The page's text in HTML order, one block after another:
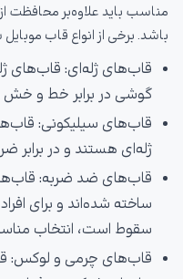
مناسب باید علاوه‌بر محافظت
باشد. برخی از انواع قاب
قاب‌های ژله‌ای: قاب‌های
گوشی در برابر خط و
قاب‌های سیلیکونی:
ژله‌ای هستند و در برابر
قاب‌های ضد ضربه:
ساخته شده‌اند و برای
سقوط است، انتخاب
قاب‌های چرمی و لوکس: